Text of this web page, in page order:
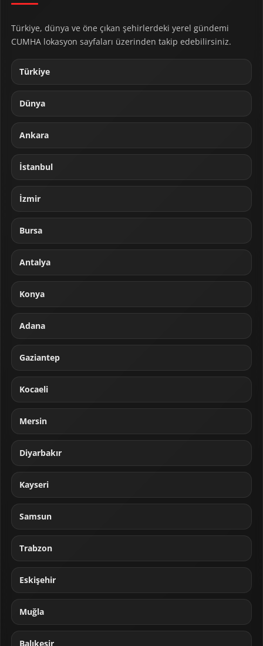
Türkiye, dünya ve öne çıkan şehirlerdeki yerel gündemi
CUMHA lokasyon sayfaları üzerinden takip edebilirsiniz.
Türkiye
Dünya
Ankara
İstanbul
İzmir
Bursa
Antalya
Konya
Adana
Gaziantep
Kocaeli
Mersin
Diyarbakır
Kayseri
Samsun
Trabzon
Eskişehir
Muğla
Balıkesir